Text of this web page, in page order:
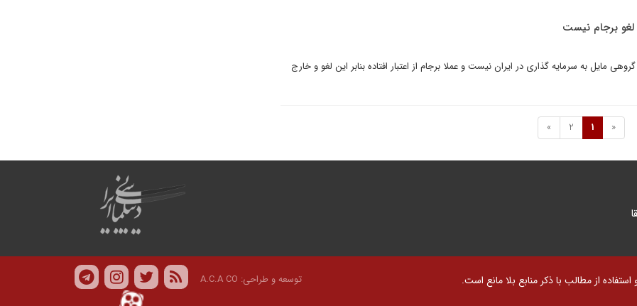
لغو برجام نیست
مایل به سرمایه گذاری در ایران نیست و عملا برجام از اعتبار افتاده بنابر این لغو و خارج
«
1
2
»
از مطالب با ذکر منابع بلا مانع است. توسعه و طراحی: A.C.A CO